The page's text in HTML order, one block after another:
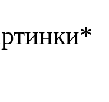
*